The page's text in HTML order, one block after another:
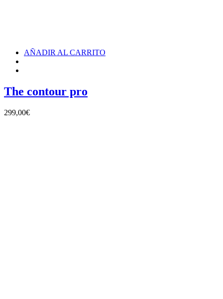
AÑADIR AL CARRITO
The contour pro
299,00€